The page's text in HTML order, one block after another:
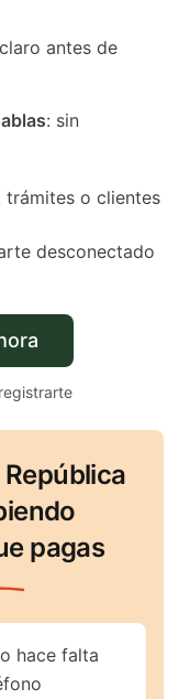
antes de
: sin
trámites o clientes
desconectado
pagas
hace falta